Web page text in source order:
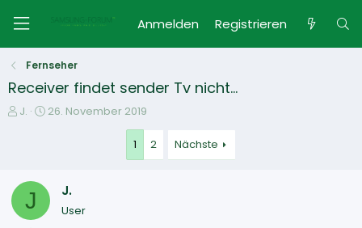
Anmelden Registrieren
Fernseher
Receiver findet sender Tv nicht...
E
e
J.
E
l
l
26. November 2019
1 2 Nächste
J J.
User